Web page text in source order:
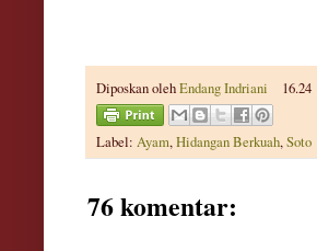
Diposkan olehEndang Indriani 16.24
Label: Ayam,Hidangan Berkuah,Soto
76 komentar: